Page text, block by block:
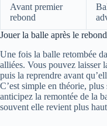
Avant premier
rebond
Jouer la balle après le
Une fois la balle retombée
alliées. Vous pouvez laisser
puis la reprendre avant
C’est simple en théorie,
anticipez la remontée de la
souvent elle revient plus